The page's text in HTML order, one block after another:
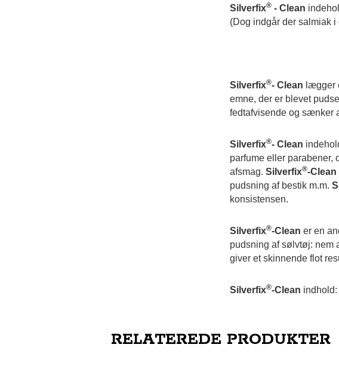
Silverfix® - Clean
(Dog indgår der salmiak i
Silverfix®- Clean lægger
emne, der er blevet
fedtafvisende og sænker
Silverfix®- Clean
parfume eller parabener,
afsmag.Silverfix®-Clean
pudsning af bestik m.m.
konsistensen.
Silverfix®-Clean er en
pudsning af sølvtøj: nem
giver et skinnende flot
Silverfix®-Clean indhold:
RELATEREDE PRODUKTER